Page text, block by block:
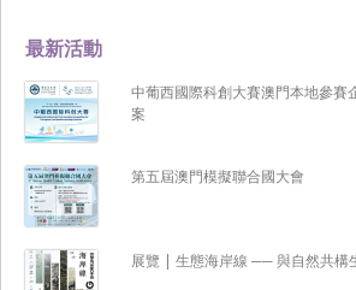
最新活動
中葡西國際科創大賽澳門本地參賽
案
第五屆澳門模擬聯合國大會
展覽 | 生態海岸線 ── 與自然共構